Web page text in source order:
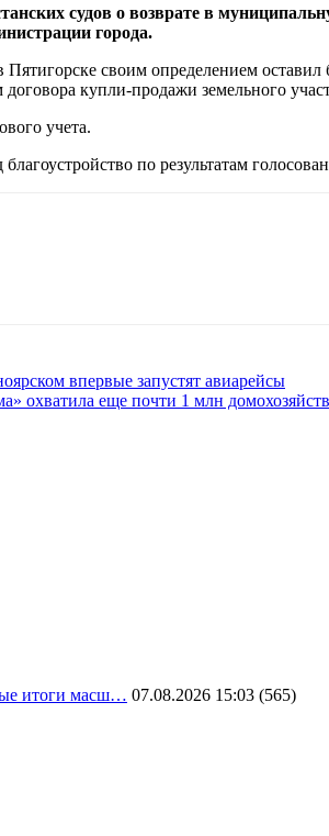
судов о возврате в
города.
своим определением оставил
купли-продажи земельного
учета.
по результатам
впервые запустят авиарейсы
охватила еще почти 1 млн
итоги масш… 07.08.2026 15:03 (565)